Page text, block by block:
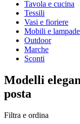
Tavola e cucina
Tessili
Vasi e fioriere
Mobili e lampade
Outdoor
Marche
Sconti
Modelli
posta
Filtra e ordina